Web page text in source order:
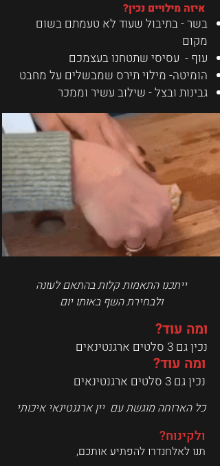
איזה מילויים נכין?
בשר - בתיבול שעוד לא טעמתם בשום
מקום
עוף - עסיסי שתטחנו בעצמכם
הומיטה- מילוי תירס שמבשלים על מחבט
גבינות ובצל - שילוב עשיר וממכר
ייתכנו התאמות קלות בהתאם לעונה
ולבחירת השף באותו יום
ומה עוד?
נכין גם 3 סלטים ארגנטינאים​​
ומה עוד?
נכין גם 3 סלטים ארגנטינאים​​
כל הארוחה מוגשת עם יין ארגנטינאי איכותי
ולקינוח?
תנו לאלחנדרו להפתיע אותכם,